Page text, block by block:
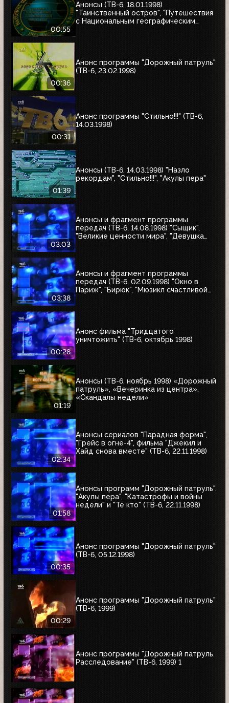
00:55
Анонсы (ТВ-6, 18.01.1998)
"Таинственный остров", "Путешествия
с Национальным географическим
00:36
Анонс программы "Дорожный патруль"
(ТВ-6, 23.02.1998)
00:31
Анонс программы "Стильно!!!" (ТВ-6,
14.03.1998)
01:39
Анонсы (ТВ-6, 14.03.1998) "Назло
рекордам", "Стильно!!!", "Акулы пера"
03:03
Анонсы и фрагмент программы
передач (ТВ-6, 14.08.1998) "Сыщик",
"Великие ценности мира", "Девушка
03:38
Анонсы и фрагмент программы
передач (ТВ-6, 02.09.1998) "Окно в
Париж", "Бирюк", "Мюзикл счастливой
00:28
Анонс фильма "Тридцатого
уничтожить" (ТВ-6, октябрь 1998)
01:19
Анонсы (ТВ-6, ноябрь 1998) «Дорожный
патруль», «Вечеринка из центра»,
«Скандалы недели»
02:34
Анонсы сериалов "Парадная форма",
"Грейс в огне-4", фильма "Джекил и
Хайд снова вместе" (ТВ-6, 22.11.1998)
01:58
Анонсы программ "Дорожный патруль",
"Акулы пера", "Катастрофы и войны
недели" и "Те кто" (ТВ-6, 22.11.1998)
00:35
Анонс программы "Дорожный патруль"
(ТВ-6, 05.12.1998)
00:29
Анонс программы "Дорожный патруль"
(ТВ-6, 1999)
Анонс программы "Дорожный патруль.
Расследование" (ТВ-6, 1999) 1